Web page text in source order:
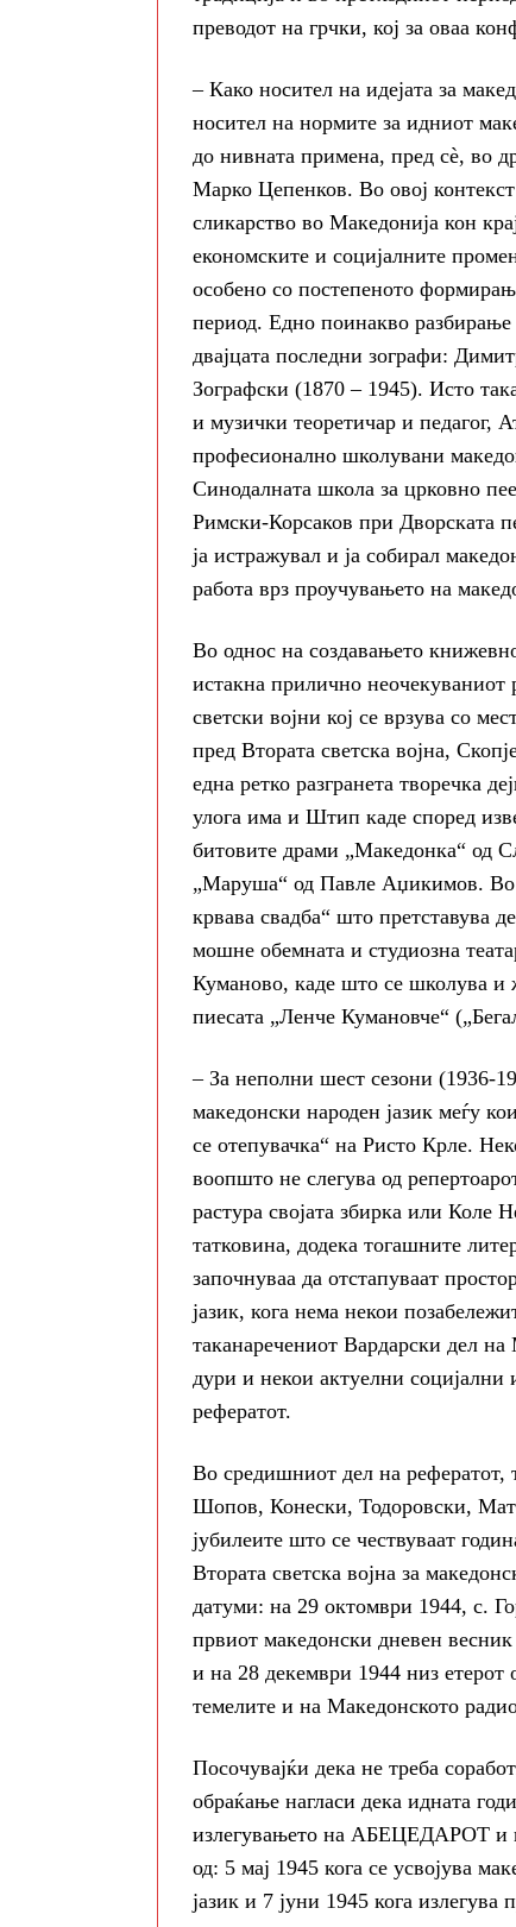
преводот на грчки, кој за оваа
– Како носител на идејата за
носител на нормите за идниот
до нивната примена, пред сè, во
Марко Цепенков. Во овој
сликарство во Македонија кон
економските и социјалните
особено со постепеното
период. Едно поинакво разбирање
двајцата последни зографи:
Зографски (1870 – 1945). Исто
и музички теоретичар и педагог,
професионално школувани
Синодалната школа за црковно
Римски-Корсаков при Дворската
ја истражувал и ја собирал
работа врз проучувањето на
Во однос на создавањето
истакна прилично неочекуваниот
светски војни кој се врзува со
пред Втората светска војна,
една ретко разгранета творечка
улога има и Штип каде според
битовите драми „Македонка“ од
„Маруша“ од Павле Аџикимов. Во
крвава свадба“ што претставува
мошне обемната и студиозна
Куманово, каде што се школува и
пиесата „Ленче Кумановче“
– За неполни шест сезони (1936-
македонски народен јазик меѓу
се отепувачка“ на Ристо Крле.
воопшто не слегува од
растура својата збирка или Коле
татковина, додека тогашните
започнуваа да отстапуваат
јазик, кога нема некои
таканаречениот Вардарски дел
дури и некои актуелни
рефератот.
Во средишниот дел на рефератот,
Шопов, Конески, Тодоровски,
јубилеите што се чествуваат
Втората светска војна за
датуми: на 29 октомври 1944, с.
првиот македонски дневен
и на 28 декември 1944 низ етерот
темелите и на Македонското
Посочувајќи дека не треба
обраќање нагласи дека идната
излегувањето на АБЕЦЕДАРОТ и
од: 5 мај 1945 кога се усвојува
јазик и 7 јуни 1945 кога